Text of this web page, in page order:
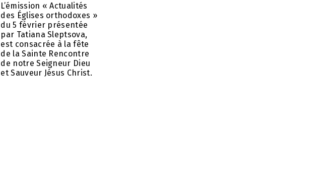
L’émission « Actualités
des Églises orthodoxes »
du 5 février présentée
par Tatiana Sleptsova,
est consacrée à la fête
de la Sainte Rencontre
de notre Seigneur Dieu
et Sauveur Jésus Christ.